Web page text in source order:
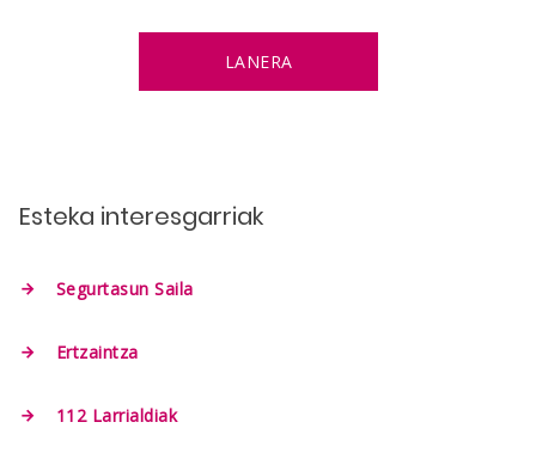
LANERA
Esteka interesgarriak
Segurtasun Saila
Ertzaintza
112 Larrialdiak